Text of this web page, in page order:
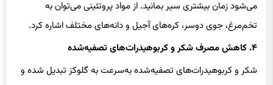
تخم‌مرغ، جوی دوسر، کره‌های آجیل و دانه‌های مختلف اشاره کرد.
۴. کاهش مصرف شکر و کربوهیدرات‌های تصفیه‌شده
شکر و کربوهیدرات‌های تصفیه‌شده به‌سرعت به گلوکز تبدیل شده و
موجب ترشح هورمون انسولین می‌شوند. این هورمون به‌نوبه خود